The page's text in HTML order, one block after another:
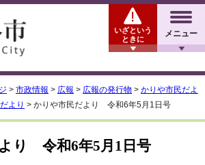
メニュー
いざという
ときに
> 市政情報 > 広報 > 広報の発行物 > かりや市民だよ
より > かりや市民だより 令和6年5月1日号
り 令和6年5月1日号